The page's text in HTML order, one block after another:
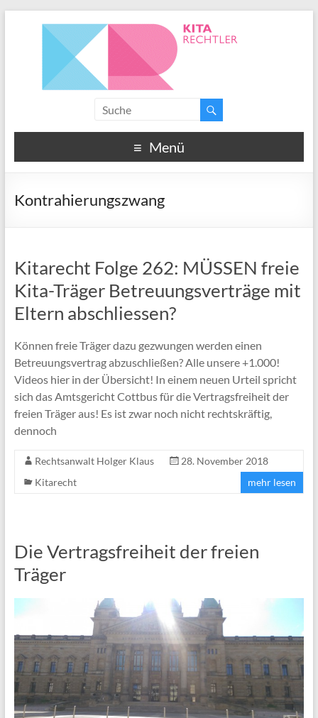
Menü
Kontrahierungszwang
Kitarecht Folge 262: MÜSSEN freie
Kita-Träger Betreuungsverträge mit
Eltern abschliessen?
Können freie Träger dazu gezwungen werden einen
Betreuungsvertrag abzuschließen? Alle unsere +1.000!
Videos hier in der Übersicht! In einem neuen Urteil spricht
sich das Amtsgericht Cottbus für die Vertragsfreiheit der
freien Träger aus! Es ist zwar noch nicht rechtskräftig,
dennoch
Rechtsanwalt Holger Klaus
28. November 2018
Kitarecht
mehr lesen
Die Vertragsfreiheit der freien
Träger